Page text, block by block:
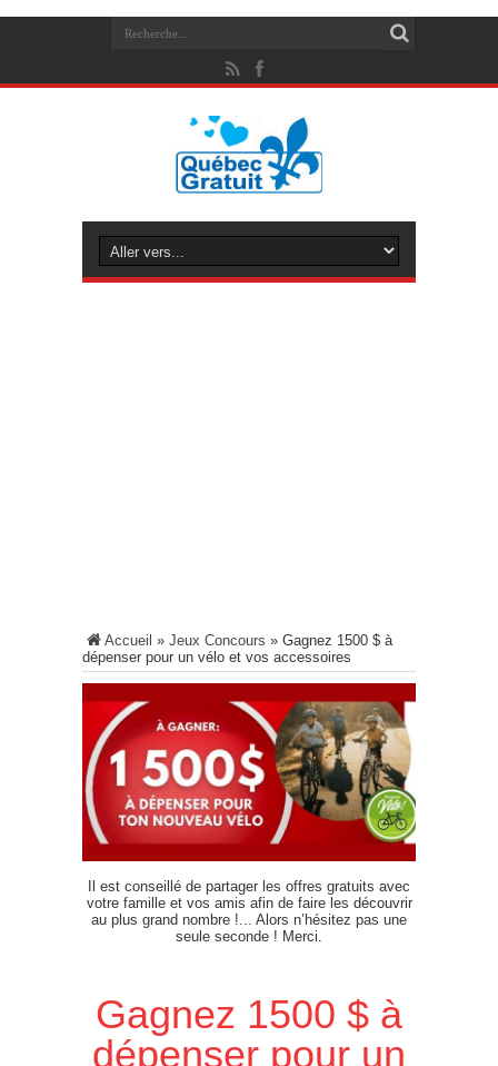
Accueil » Jeux Concours » Gagnez 1500 $ à
dépenser pour un vélo et vos accessoires
Il est conseillé de partager les offres gratuits avec
votre famille et vos amis afin de faire les découvrir
au plus grand nombre !... Alors n’hésitez pas une
seule seconde ! Merci.
Gagnez 1500 $ à
dépenser pour un